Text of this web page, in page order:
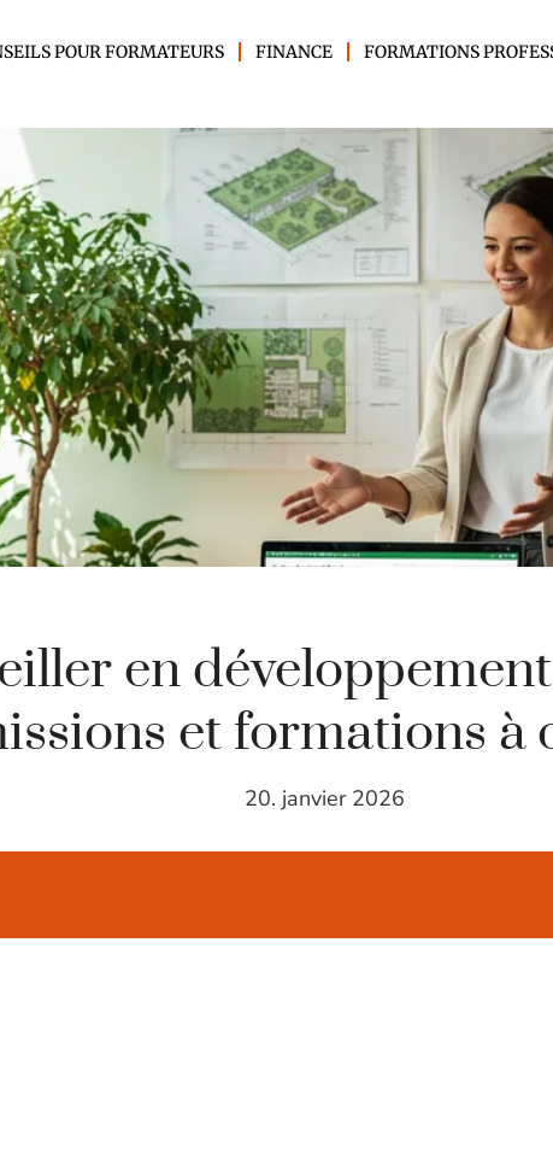
POUR FORMATEURS FINANCE FORMATIONS
en
et formations à
20. janvier 2026